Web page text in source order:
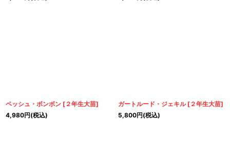
ペッシュ・ボンボン [ ２年生大苗]
4,980円(税込)
ガートルード・ジェキル [ ２年生大苗]
5,800円(税込)